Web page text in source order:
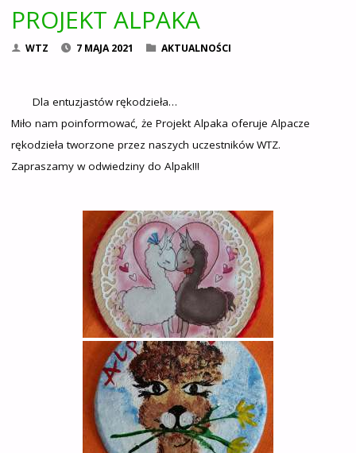
PROJEKT ALPAKA
WTZ 7 MAJA 2021 AKTUALNOŚCI
Dla entuzjastów rękodzieła…
Miło nam poinformować, że Projekt Alpaka oferuje Alpacze
rękodzieła tworzone przez naszych uczestników WTZ.
Zapraszamy w odwiedziny do Alpak!!!